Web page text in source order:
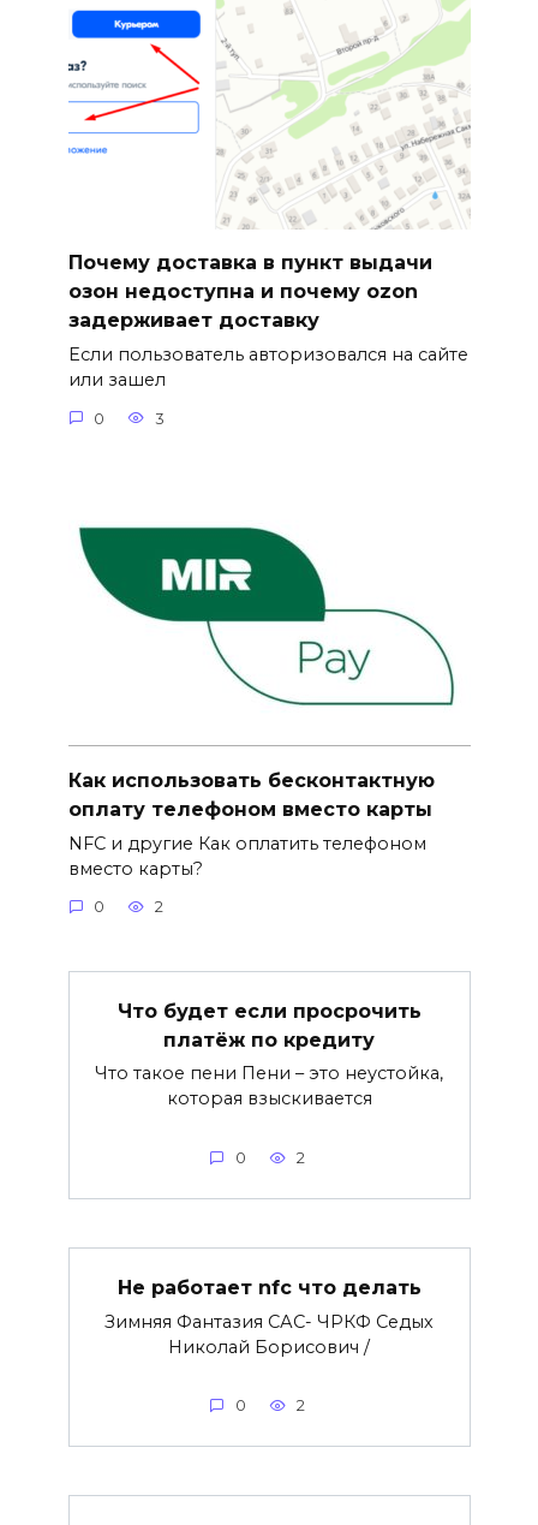
Почему доставка в пункт выдачи
озон недоступна и почему ozon
задерживает доставку
Если пользователь авторизовался на сайте
или зашел
0 3
Как использовать бесконтактную
оплату телефоном вместо карты
NFC и другие Как оплатить телефоном
вместо карты?
0 2
Что будет если просрочить
платёж по кредиту
Что такое пени Пени – это неустойка,
которая взыскивается
0 2
Не работает nfc что делать
Зимняя Фантазия САС- ЧРКФ Седых
Николай Борисович /
0 2